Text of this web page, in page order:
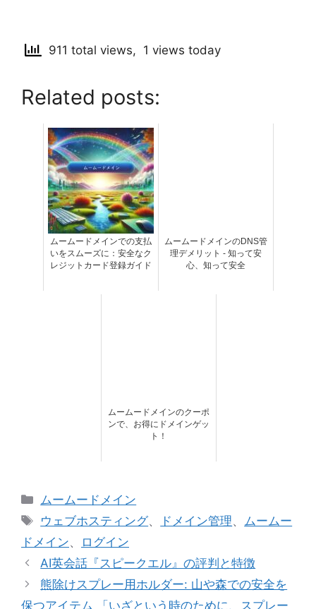
911 total views, 1 views today
Related posts:
ムームードメインでの支払
いをスムーズに：安全なク
レジットカード登録ガイド
ムームードメインのDNS管
理デメリット - 知って安
心、知って安全
ムームードメインのクーポ
ンで、お得にドメインゲッ
ト！
カ
テ
リ
ー
ムームードメイン
タ
グ
ウェブホスティング、 ドメイン管理、
ムームー
ドメイン、
ログイン
AI英会話『スピークエル』の評判と特徴
熊除けスプレー用ホルダー: 山や森での安全を
保つアイテム 「いざという時のために、スプレー